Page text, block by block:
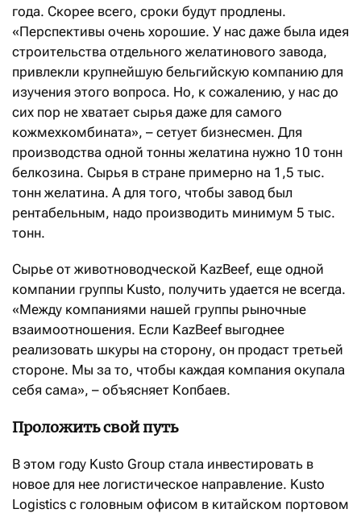
года. Скорее всего, сроки будут продлены.
«Перспективы очень хорошие. У нас даже была идея
строительства отдельного желатинового завода,
привлекли крупнейшую бельгийскую компанию для
изучения этого вопроса. Но, к сожалению, у нас до
сих пор не хватает сырья даже для самого
кожмехкомбината», – сетует бизнесмен. Для
производства одной тонны желатина нужно 10 тонн
белкозина. Сырья в стране примерно на 1,5 тыс.
тонн желатина. А для того, чтобы завод был
рентабельным, надо производить минимум 5 тыс.
тонн.
Сырье от животноводческой KazBeef, еще одной
компании группы Kusto, получить удается не всегда.
«Между компаниями нашей группы рыночные
взаимоотношения. Если KazBeef выгоднее
реализовать шкуры на сторону, он продаст третьей
стороне. Мы за то, чтобы каждая компания окупала
себя сама», – объясняет Копбаев.
Проложить свой путь
В этом году Kusto Group стала инвестировать в
новое для нее логистическое направление. Kusto
Logistics с головным офисом в китайском портовом